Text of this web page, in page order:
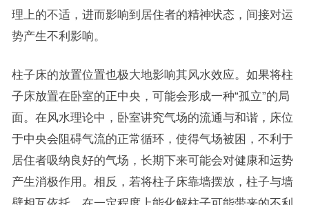
理上的不适，进而影响到居住者的精神状态，间接对运
势产生不利影响。
柱子床的放置位置也极大地影响其风水效应。如果将柱
子床放置在卧室的正中央，可能会形成一种“孤立”的局
面。在风水理论中，卧室讲究气场的流通与和谐，床位
于中央会阻碍气流的正常循环，使得气场被困，不利于
居住者吸纳良好的气场，长期下来可能会对健康和运势
产生消极作用。相反，若将柱子床靠墙摆放，柱子与墙